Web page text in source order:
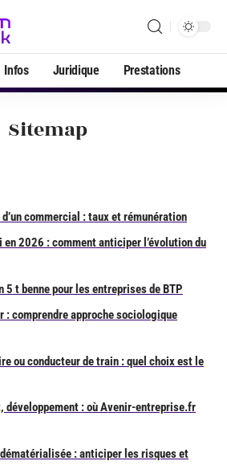
Infos Juridique Prestations
Sitemap
commercial : taux et rémunération
2026 : comment anticiper l’évolution du
5 t benne pour les entreprises de BTP
: comprendre approche sociologique
ou conducteur de train : quel choix est le
développement : où Avenir-entreprise.fr
: anticiper les risques et